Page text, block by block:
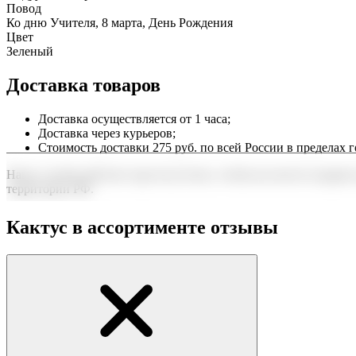
Повод
Ко дню Учителя, 8 марта, День Рождения
Цвет
Зеленый
Доставка товаров
Доставка осуществляется от 1 часа;
Доставка через курьеров;
Стоимость доставки 275 руб. по всей России в пределах
Наша служба работает круглосуточно, чтобы вы могли
территории РФ.
точность до минуты. Выбирайте, где купить и сколько стоит
Кактус в ассортименте отзывы